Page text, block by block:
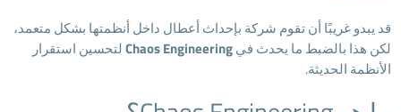
قد يبدو غريبًا أن تقوم شركة بإحداث أعطال داخل أنظمتها بشكل متعمد،
لكن هذا بالضبط ما يحدث فيChaos Engineeringلتحسين استقرار
الأنظمة الحديثة.